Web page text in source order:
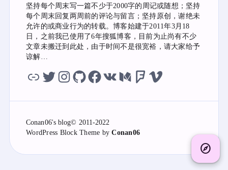
explore
坚持每个周末写一篇不少于2000字的周记或随想；坚持
每个周末回复两周前的评论与留言；坚持原创，谢绝未
允许的或商业行为的转载。博客始建于2011年3月18
日，之前我已使用了6年搜狐博客，目前为止尚有不少
文章未搬迁到此处，由于时间不是很宽裕，请大家给予
谅解…
虫洞 twitterinstagram
githubfacebook
vk medium
foursquare
vimeo
Conan06's blog© 2011-2022
WordPress Block Theme byConan06